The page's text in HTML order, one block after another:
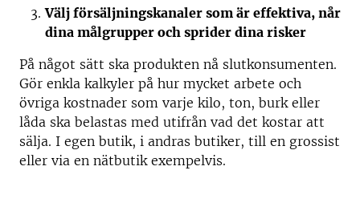
Välj försäljningskanaler som är effektiva, når
dina målgrupper och sprider dina risker
På något sätt ska produkten nå slutkonsumenten.
Gör enkla kalkyler på hur mycket arbete och
övriga kostnader som varje kilo, ton, burk eller
låda ska belastas med utifrån vad det kostar att
sälja. I egen butik, i andras butiker, till en grossist
eller via en nätbutik exempelvis.